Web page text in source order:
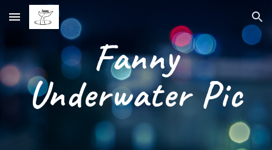
Skip to main content Skip to navigation
Fanny
Underwater Pic